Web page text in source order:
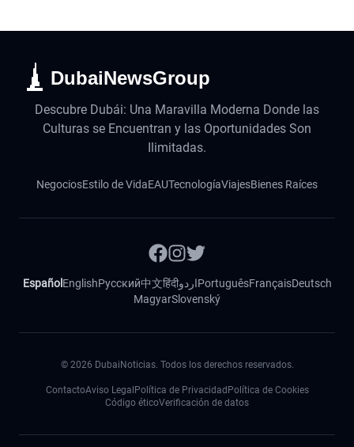
DubaiNewsGroup
Descubre Dubái: Una Maravilla Moderna Donde las
Culturas se Encuentran y las Oportunidades Son
Ilimitadas.
NegociosEstilo de VidaEAUTecnologíaViajesBienes Raíces
Español EnglishРусский中文हिंदीاردوPortuguêsFrançaisDeutsch
MagyarSlovenský
© 2026 DubaiNoticias. Todos los derechos reservados.
ContactoAviso Legal Política de Privacidad Política de Cookies
Código éticoVerificación de datos